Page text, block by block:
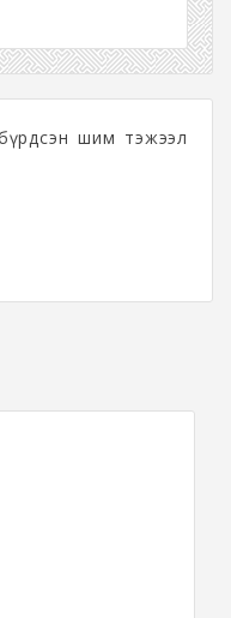
шим тэжээл